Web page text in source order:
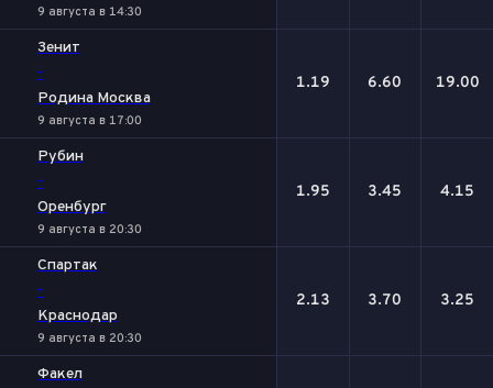
9 августа в 14:30
Зенит
-
Родина Москва
9 августа в 17:00
1.19 6.60 19.00
Рубин
-
Оренбург
9 августа в 20:30
1.95 3.45 4.15
Спартак
-
Краснодар
9 августа в 20:30
2.13 3.70 3.25
Факел